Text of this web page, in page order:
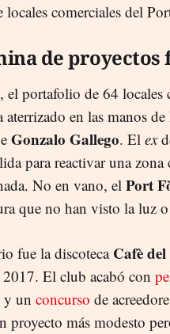
locales comerciales del
de proyectos
el portafolio de 64
aterrizado en las manos
Gonzalo Gallego. El ex
para reactivar una
No en vano, elPort
que no han visto la luz
fue la discoteca Cafè
El club acabó con
y un concurso de
proyecto más modesto